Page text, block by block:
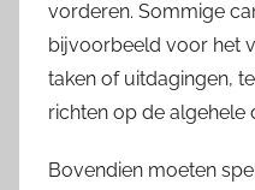
vorderen. Sommige
bijvoorbeeld voor het
taken of uitdagingen,
richten op de algehele
Bovendien moeten